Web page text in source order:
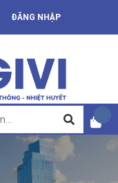
ĐĂNG NHẬP